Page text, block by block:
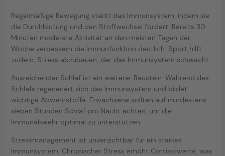
Regelmäßige Bewegung stärkt das Immunsystem, indem sie
die Durchblutung und den Stoffwechsel fördert. Bereits 30
Minuten moderate Aktivität an den meisten Tagen der
Woche verbessern die Immunfunktion deutlich. Sport hilft
zudem, Stress abzubauen, der das Immunsystem schwächt.
Ausreichender Schlaf ist ein weiterer Baustein. Während des
Schlafs regeneriert sich das Immunsystem und bildet
wichtige Abwehrstoffe. Erwachsene sollten auf mindestens
sieben Stunden Schlaf pro Nacht achten, um die
Immunabwehr optimal zu unterstützen.
Stressmanagement ist unverzichtbar für ein starkes
Immunsystem. Chronischer Stress erhöht Cortisolwerte, was